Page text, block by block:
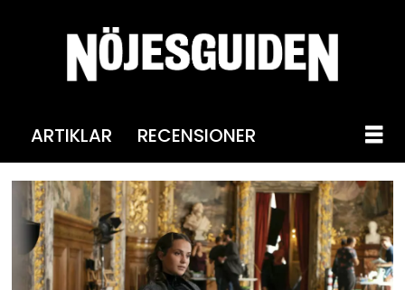
ARTIKLAR RECENSIONER